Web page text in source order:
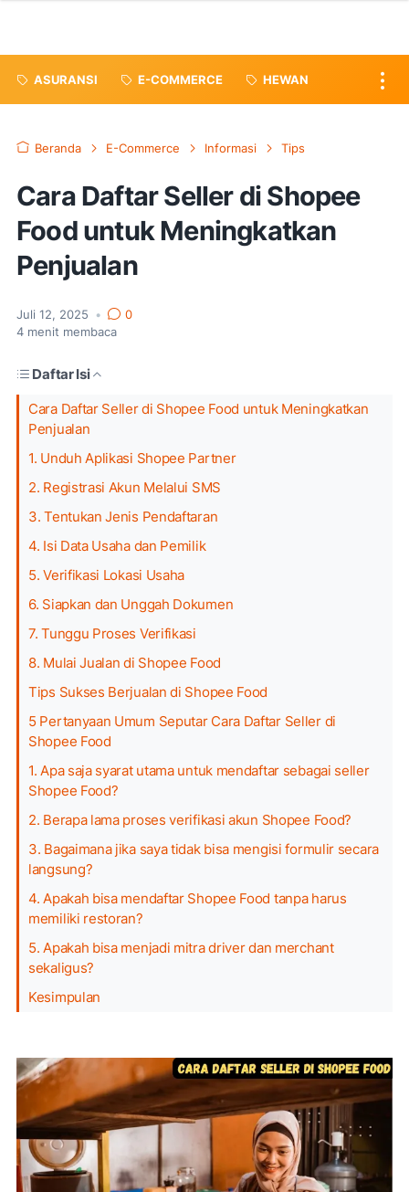
ASURANSI E-COMMERCE HEWAN
Beranda E-Commerce Informasi Tips
Cara Daftar Seller di Shopee
Food untuk Meningkatkan
Penjualan
Juli 12, 2025 •
0
4 menit membaca
Daftar Isi
Cara Daftar Seller di Shopee Food untuk Meningkatkan
Penjualan
1. Unduh Aplikasi Shopee Partner
2. Registrasi Akun Melalui SMS
3. Tentukan Jenis Pendaftaran
4. Isi Data Usaha dan Pemilik
5. Verifikasi Lokasi Usaha
6. Siapkan dan Unggah Dokumen
7. Tunggu Proses Verifikasi
8. Mulai Jualan di Shopee Food
Tips Sukses Berjualan di Shopee Food
5 Pertanyaan Umum Seputar Cara Daftar Seller di
Shopee Food
1. Apa saja syarat utama untuk mendaftar sebagai seller
Shopee Food?
2. Berapa lama proses verifikasi akun Shopee Food?
3. Bagaimana jika saya tidak bisa mengisi formulir secara
langsung?
4. Apakah bisa mendaftar Shopee Food tanpa harus
memiliki restoran?
5. Apakah bisa menjadi mitra driver dan merchant
sekaligus?
Kesimpulan